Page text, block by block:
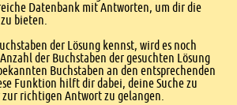
Datenbank mit Antworten, um dir die
bieten.
der Lösung kennst, wird es noch
der Buchstaben der gesuchten Lösung
Buchstaben an den entsprechenden
Funktion hilft dir dabei, deine Suche zu
richtigen Antwort zu gelangen.